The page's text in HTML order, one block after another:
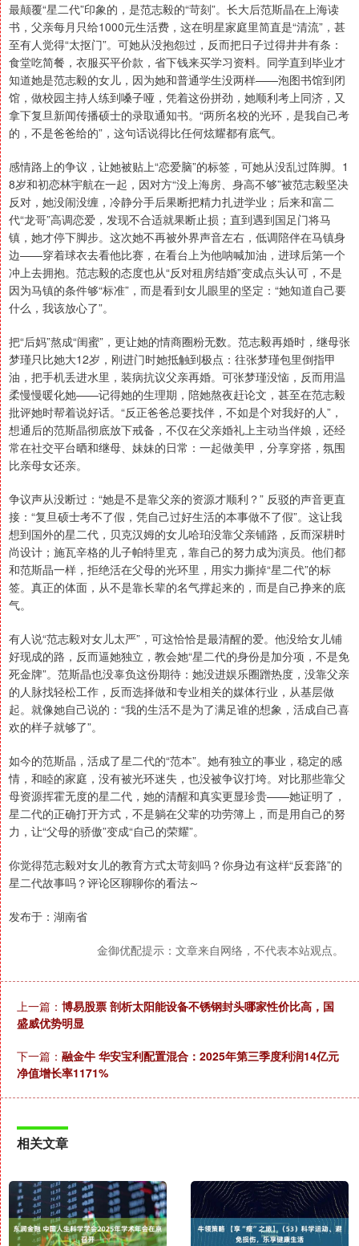
最颠覆“星二代”印象的，是范志毅的“苛刻”。长大后范斯晶在上海读
书，父亲每月只给1000元生活费，这在明星家庭里简直是“清流”，甚
至有人觉得“太抠门”。可她从没抱怨过，反而把日子过得井井有条：
食堂吃简餐，衣服买平价款，省下钱来买学习资料。同学直到毕业才
知道她是范志毅的女儿，因为她和普通学生没两样——泡图书馆到闭
馆，做校园主持人练到嗓子哑，凭着这份拼劲，她顺利考上同济，又
拿下复旦新闻传播硕士的录取通知书。“两所名校的光环，是我自己考
的，不是爸爸给的”，这句话说得比任何炫耀都有底气。
感情路上的争议，让她被贴上“恋爱脑”的标签，可她从没乱过阵脚。1
8岁和初恋林宇航在一起，因对方“没上海房、身高不够”被范志毅坚决
反对，她没闹没缠，冷静分手后果断把精力扎进学业；后来和富二
代“龙哥”高调恋爱，发现不合适就果断止损；直到遇到国足门将马
镇，她才停下脚步。这次她不再被外界声音左右，低调陪伴在马镇身
边——穿着球衣去看他比赛，在看台上为他呐喊加油，进球后第一个
冲上去拥抱。范志毅的态度也从“反对租房结婚”变成点头认可，不是
因为马镇的条件够“标准”，而是看到女儿眼里的坚定：“她知道自己要
什么，我该放心了”。
把“后妈”熬成“闺蜜”，更让她的情商圈粉无数。范志毅再婚时，继母张
梦瑾只比她大12岁，刚进门时她抵触到极点：往张梦瑾包里倒指甲
油，把手机丢进水里，装病抗议父亲再婚。可张梦瑾没恼，反而用温
柔慢慢暖化她——记得她的生理期，陪她熬夜赶论文，甚至在范志毅
批评她时帮着说好话。“反正爸爸总要找伴，不如是个对我好的人”，
想通后的范斯晶彻底放下戒备，不仅在父亲婚礼上主动当伴娘，还经
常在社交平台晒和继母、妹妹的日常：一起做美甲，分享穿搭，氛围
比亲母女还亲。
争议声从没断过：“她是不是靠父亲的资源才顺利？” 反驳的声音更直
接：“复旦硕士考不了假，凭自己过好生活的本事做不了假”。这让我
想到国外的星二代，贝克汉姆的女儿哈珀没靠父亲铺路，反而深耕时
尚设计；施瓦辛格的儿子帕特里克，靠自己的努力成为演员。他们都
和范斯晶一样，拒绝活在父母的光环里，用实力撕掉“星二代”的标
签。真正的体面，从不是靠长辈的名气撑起来的，而是自己挣来的底
气。
有人说“范志毅对女儿太严”，可这恰恰是最清醒的爱。他没给女儿铺
好现成的路，反而逼她独立，教会她“星二代的身份是加分项，不是免
死金牌”。范斯晶也没辜负这份期待：她没进娱乐圈蹭热度，没靠父亲
的人脉找轻松工作，反而选择做和专业相关的媒体行业，从基层做
起。就像她自己说的：“我的生活不是为了满足谁的想象，活成自己喜
欢的样子就够了”。
如今的范斯晶，活成了星二代的“范本”。她有独立的事业，稳定的感
情，和睦的家庭，没有被光环迷失，也没被争议打垮。对比那些靠父
母资源挥霍无度的星二代，她的清醒和真实更显珍贵——她证明了，
星二代的正确打开方式，不是躺在父辈的功劳簿上，而是用自己的努
力，让“父母的骄傲”变成“自己的荣耀”。
你觉得范志毅对女儿的教育方式太苛刻吗？你身边有这样“反套路”的
星二代故事吗？评论区聊聊你的看法～
发布于：湖南省
金御优配提示：文章来自网络，不代表本站观点。
上一篇： 博易股票 剖析太阳能设备不锈钢封头哪家性价比高，国
盛威优势明显
下一篇： 融金牛 华安宝利配置混合：2025年第三季度利润14亿元
净值增长率1171%
相关文章